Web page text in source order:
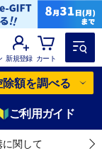
新規登録 カート
除額を調べる
ご利用ガイド
に関して